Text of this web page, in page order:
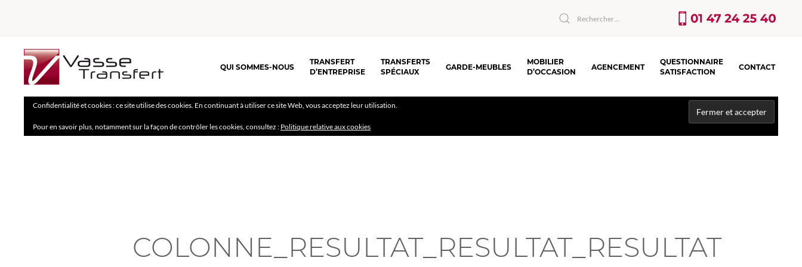
QUI SOMMES-NOUS
TRANSFERT
D’ENTREPRISE
TRANSFERTS
SPÉCIAUX
GARDE-MEUBLES
MOBILIER
D’OCCASION
AGENCEMENT
QUESTIONNAIRE
SATISFACTION
CONTACT
Confidentialité et cookies : ce site utilise des cookies. En continuant à utiliser ce site Web, vous acceptez leur utilisation.
Pour en savoir plus, notamment sur la façon de contrôler les cookies, consultez : Politique relative aux cookies
COLONNE_RESULTAT_RESULTAT_RESULTAT